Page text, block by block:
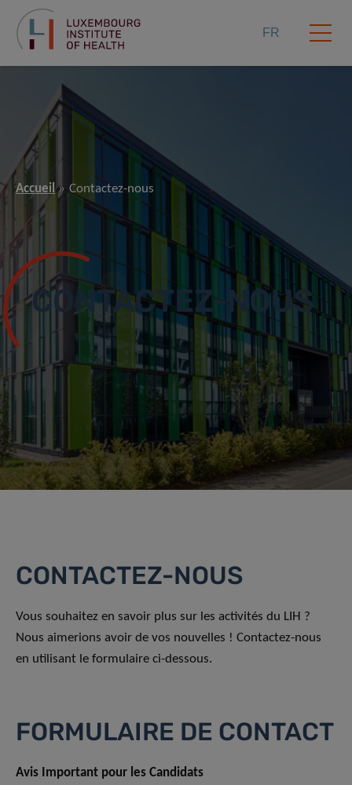
FR
Accueil Contactez-nous
CONTACTEZ-NOUS
CONTACTEZ-NOUS
Vous souhaitez en savoir plus sur les activités du LIH ?
Nous aimerions avoir de vos nouvelles ! Contactez-nous
en utilisant le formulaire ci-dessous.
FORMULAIRE DE CONTACT
Avis Important pour les Candidats